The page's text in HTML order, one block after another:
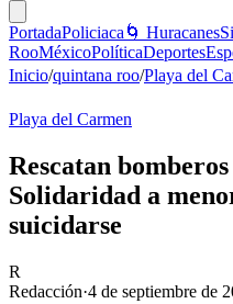
PortadaPoliciaca 🌀 Huracanes
RooMéxicoPolíticaDeportes
Inicio/quintana roo/Playa del
Playa del Carmen
Rescatan
Solidaridad a
suicidarse
R
Redacción·4 de septiembre de